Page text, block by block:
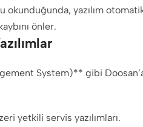
okunduğunda, yazılım
önler.
System)** gibi Doosan’a
yetkili servis yazılımları.